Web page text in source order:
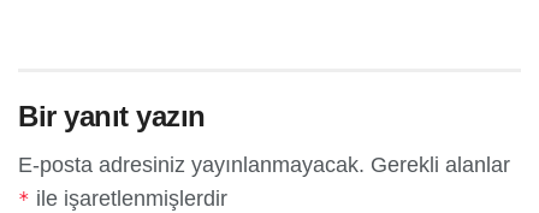
Bir yanıt yazın
E-posta adresiniz yayınlanmayacak. Gerekli alanlar
* ile işaretlenmişlerdir